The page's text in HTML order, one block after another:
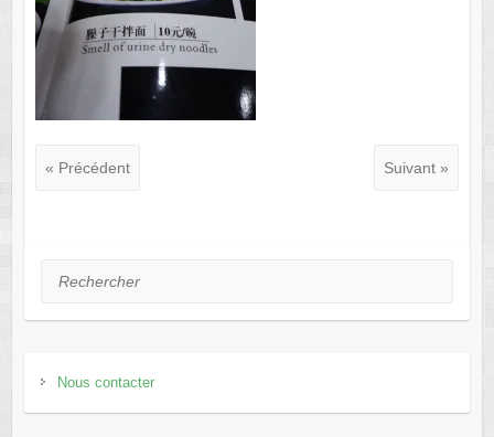
« Précédent Suivant »
Rechercher
Nous contacter